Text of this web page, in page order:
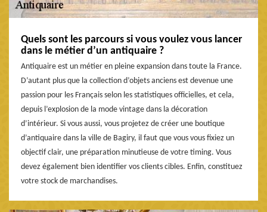
Quels sont les parcours si vous voulez vous lancer
dans le métier d’un antiquaire ?
Antiquaire est un métier en pleine expansion dans toute la France.
D’autant plus que la collection d’objets anciens est devenue une
passion pour les Français selon les statistiques officielles, et cela,
depuis l’explosion de la mode vintage dans la décoration
d’intérieur. Si vous aussi, vous projetez de créer une boutique
d’antiquaire dans la ville de Bagiry, il faut que vous vous fixiez un
objectif clair, une préparation minutieuse de votre timing. Vous
devez également bien identifier vos clients cibles. Enfin, constituez
votre stock de marchandises.